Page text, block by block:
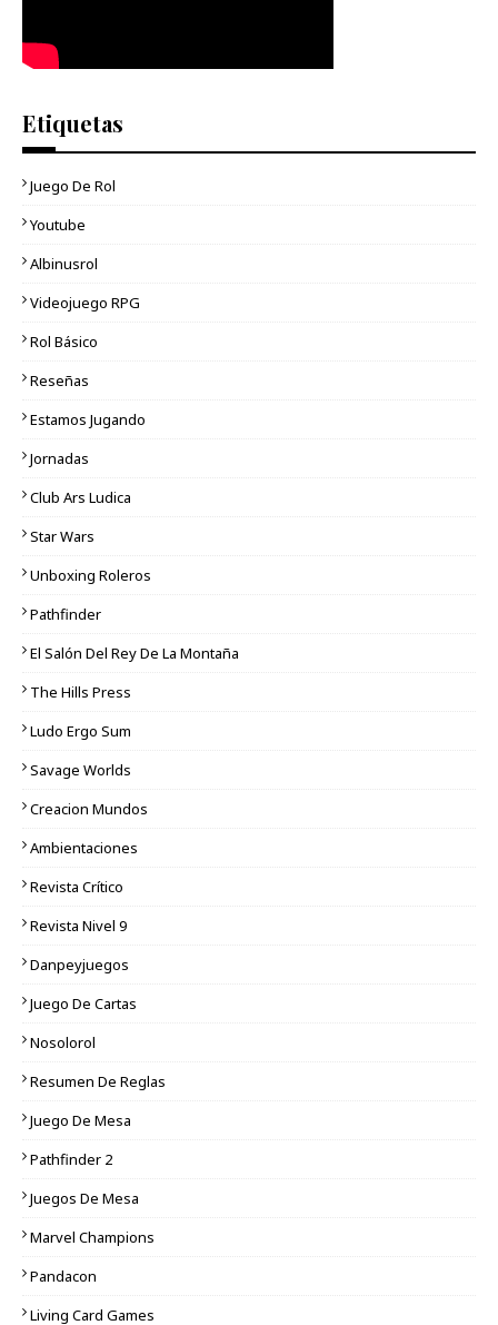
Etiquetas
Juego De Rol
Youtube
Albinusrol
Videojuego RPG
Rol Básico
Reseñas
Estamos Jugando
Jornadas
Club Ars Ludica
Star Wars
Unboxing Roleros
Pathfinder
El Salón Del Rey De La Montaña
The Hills Press
Ludo Ergo Sum
Savage Worlds
Creacion Mundos
Ambientaciones
Revista Crítico
Revista Nivel 9
Danpeyjuegos
Juego De Cartas
Nosolorol
Resumen De Reglas
Juego De Mesa
Pathfinder 2
Juegos De Mesa
Marvel Champions
Pandacon
Living Card Games